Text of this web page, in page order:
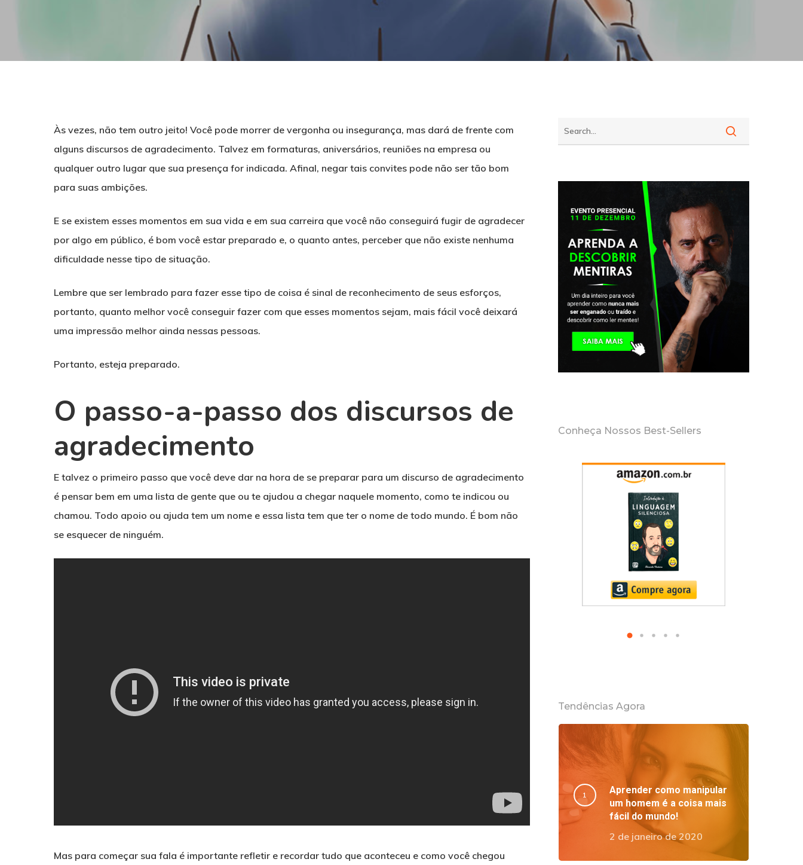
Hit enter to search or ESC to close
Às vezes, não tem outro jeito! Você pode morrer de vergonha ou insegurança, mas dará de frente com
alguns discursos de agradecimento. Talvez em formaturas, aniversários, reuniões na empresa ou
qualquer outro lugar que sua presença for indicada. Afinal, negar tais convites pode não ser tão bom
para suas ambições.
E se existem esses momentos em sua vida e em sua carreira que você não conseguirá fugir de agradecer
por algo em público, é bom você estar preparado e, o quanto antes, perceber que não existe nenhuma
dificuldade nesse tipo de situação.
Lembre que ser lembrado para fazer esse tipo de coisa é sinal de reconhecimento de seus esforços,
portanto, quanto melhor você conseguir fazer com que esses momentos sejam, mais fácil você deixará
uma impressão melhor ainda nessas pessoas.
Portanto, esteja preparado.
O passo-a-passo dos discursos de
agradecimento
E talvez o primeiro passo que você deve dar na hora de se preparar para um discurso de agradecimento
é pensar bem em uma lista de gente que ou te ajudou a chegar naquele momento, como te indicou ou
chamou. Todo apoio ou ajuda tem um nome e essa lista tem que ter o nome de todo mundo. É bom não
se esquecer de ninguém.
Mas para começar sua fala é importante refletir e recordar tudo que aconteceu e como você chegou
Conheça Nossos Best-Sellers
Tendências Agora
Aprender como manipular
um homem é a coisa mais
fácil do mundo!
2 de janeiro de 2020